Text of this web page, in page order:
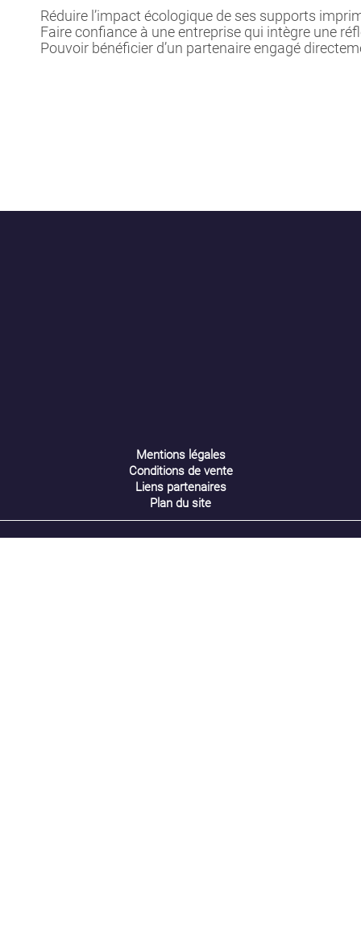
Réduire l’impact écologique de ses supports
Faire confiance à une entreprise qui intègre une
Pouvoir bénéficier d’un partenaire engagé
Mentions légales
Conditions de vente
Liens partenaires
Plan du site